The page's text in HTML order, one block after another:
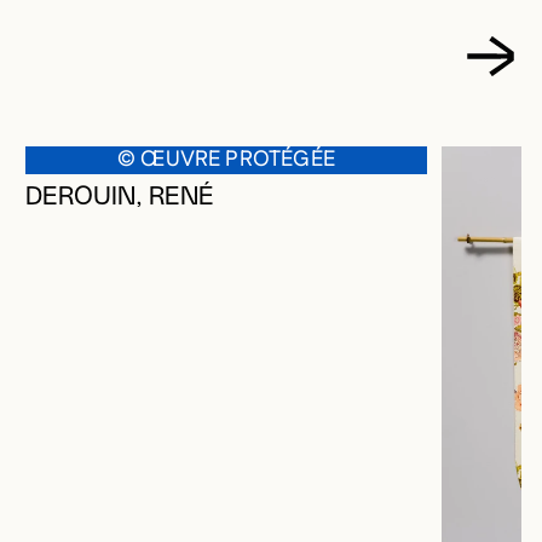
© ŒUVRE PROTÉGÉE
DEROUIN, RENÉ